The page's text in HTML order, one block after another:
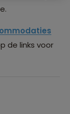
de links voor